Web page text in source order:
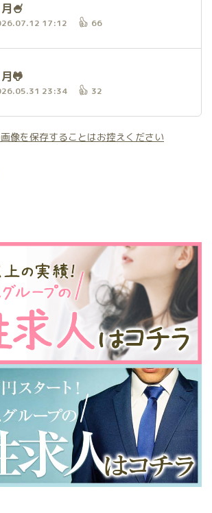
🍧
17:12 66
🐸
23:34 32
像を保存することはお控えください